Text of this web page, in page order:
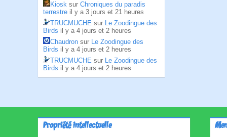
Kiosk sur Chroniques du paradis
terrestre il y a 3 jours et 21 heures
TRUCMUCHE sur Le Zoodingue des
Birds il y a 4 jours et 2 heures
Chaudron sur Le Zoodingue des
Birds il y a 4 jours et 2 heures
TRUCMUCHE sur Le Zoodingue des
Birds il y a 4 jours et 2 heures
Propriété intellectuelle